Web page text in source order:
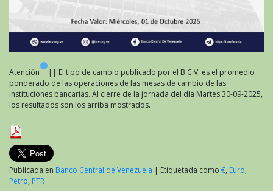
Atención
|| El tipo de cambio publicado por el B.C.V. es el promedio
ponderado de las operaciones de las mesas de cambio de las
instituciones bancarias. Al cierre de la jornada del día Martes 30-09-2025,
los resultados son los arriba mostrados.
Publicada en Banco Central de Venezuela | Etiquetada como €, Euro,
Petro, PTR